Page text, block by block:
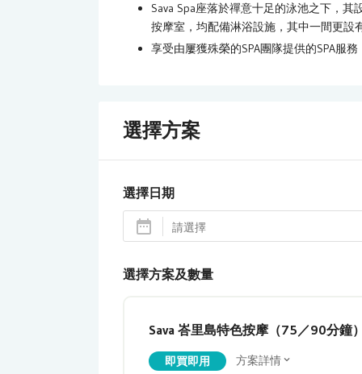
Sava Spa座落於禪意十足的泳池之下，
按摩室，均配備淋浴設施，其中一間更設
享受由屢獲殊榮的SPA團隊提供的SPA服
選擇方案
選擇日期
選擇方案及數量
Sava 峇里島特色按摩（75／90分鐘
即買即用 方案詳情